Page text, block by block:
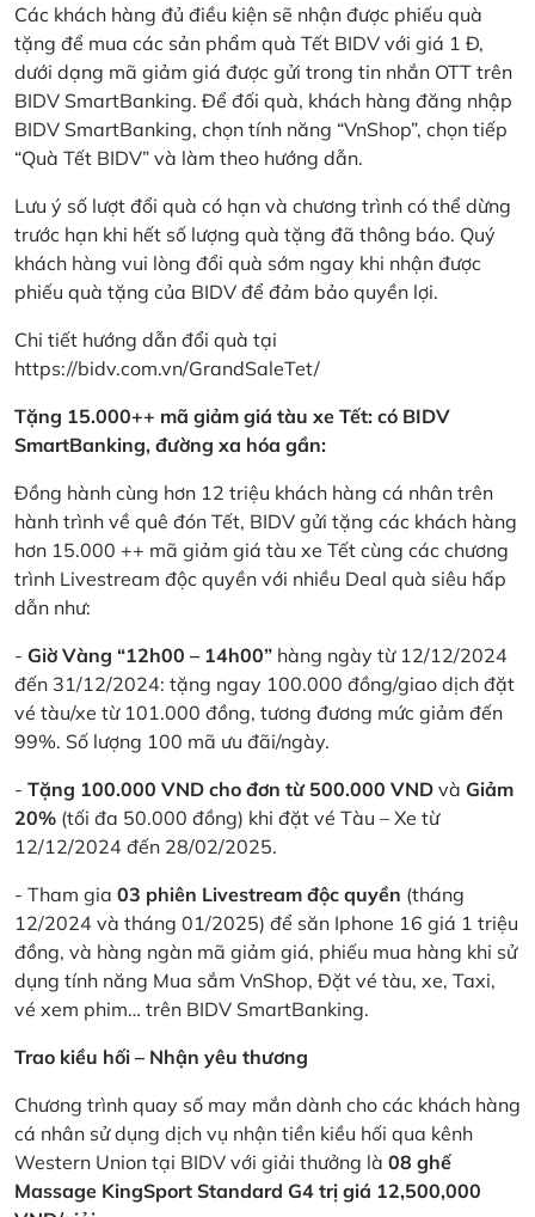
Các khách hàng đủ điều kiện sẽ nhận được phiếu quà
tặng để mua các sản phẩm quà Tết BIDV với giá 1 Đ,
dưới dạng mã giảm giá được gửi trong tin nhắn OTT trên
BIDV SmartBanking. Để đối quà, khách hàng đăng nhập
BIDV SmartBanking, chọn tính năng “VnShop”, chọn tiếp
“Quà Tết BIDV” và làm theo hướng dẫn.
Lưu ý số lượt đổi quà có hạn và chương trình có thể dừng
trước hạn khi hết số lượng quà tặng đã thông báo. Quý
khách hàng vui lòng đổi quà sớm ngay khi nhận được
phiếu quà tặng của BIDV để đảm bảo quyền lợi.
Chi tiết hướng dẫn đổi quà tại
https://bidv.com.vn/GrandSaleTet/
Tặng 15.000++ mã giảm giá tàu xe Tết: có BIDV
SmartBanking, đường xa hóa gần:
Đồng hành cùng hơn 12 triệu khách hàng cá nhân trên
hành trình về quê đón Tết, BIDV gửi tặng các khách hàng
hơn 15.000 ++ mã giảm giá tàu xe Tết cùng các chương
trình Livestream độc quyền với nhiều Deal quà siêu hấp
dẫn như:
- Giờ Vàng “12h00 – 14h00” hàng ngày từ 12/12/2024
đến 31/12/2024: tặng ngay 100.000 đồng/giao dịch đặt
vé tàu/xe từ 101.000 đồng, tương đương mức giảm đến
99%. Số lượng 100 mã ưu đãi/ngày.
- Tặng 100.000 VND cho đơn từ 500.000 VND và Giảm
20% (tối đa 50.000 đồng) khi đặt vé Tàu – Xe từ
12/12/2024 đến 28/02/2025.
- Tham gia 03 phiên Livestream độc quyền (tháng
12/2024 và tháng 01/2025) để săn Iphone 16 giá 1 triệu
đồng, và hàng ngàn mã giảm giá, phiếu mua hàng khi sử
dụng tính năng Mua sắm VnShop, Đặt vé tàu, xe, Taxi,
vé xem phim… trên BIDV SmartBanking.
Trao kiều hối – Nhận yêu thương
Chương trình quay số may mắn dành cho các khách hàng
cá nhân sử dụng dịch vụ nhận tiền kiều hối qua kênh
Western Union tại BIDV với giải thưởng là 08 ghế
Massage KingSport Standard G4 trị giá 12,500,000